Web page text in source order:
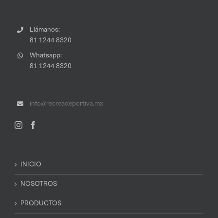
Llámanos:
81 1244 8320
Whatsapp:
81 1244 8320
info@recreadeportiva.mx
INICIO
NOSOTROS
PRODUCTOS